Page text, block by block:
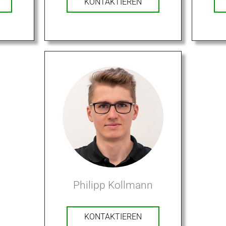
Philipp Kollmann
KONTAKTIEREN